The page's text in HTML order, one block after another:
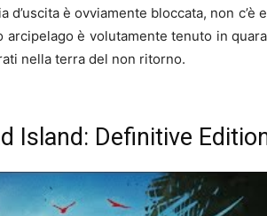
d’uscita è ovviamente bloccata, non
arcipelago è volutamente tenuto in
nella terra del non ritorno.
Island: Definitive